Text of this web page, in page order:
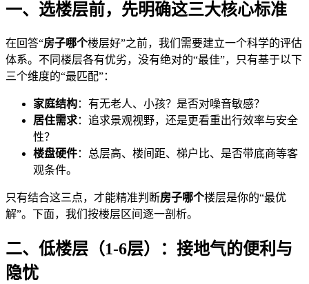
一、选楼层前，先明确这三大核心标准
在回答“房子哪个楼层好”之前，我们需要建立一个科学的评估
体系。不同楼层各有优劣，没有绝对的“最佳”，只有基于以下
三个维度的“最匹配”：
家庭结构：有无老人、小孩？是否对噪音敏感？
居住需求：追求景观视野，还是更看重出行效率与安全
性？
楼盘硬件：总层高、楼间距、梯户比、是否带底商等客
观条件。
只有结合这三点，才能精准判断房子哪个楼层是你的“最优
解”。下面，我们按楼层区间逐一剖析。
二、低楼层（1-6层）：接地气的便利与
隐忧